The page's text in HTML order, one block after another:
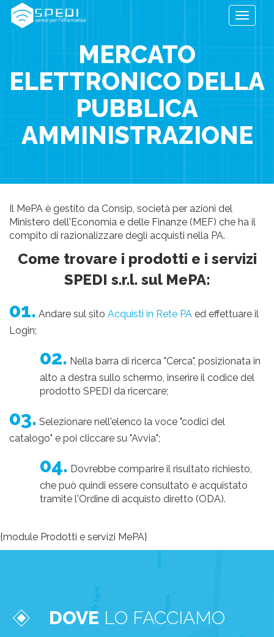
Toggle
MERCATO
ELETTRONICO DELLA
PUBBLICA
AMMINISTRAZIONE
Il MePA è gestito da Consip, società per azioni del
Ministero dell'Economia e delle Finanze (MEF) che ha il
compito di razionalizzare degli acquisti nella PA.
Come trovare i prodotti e i servizi
SPEDI s.r.l. sul MePA:
01. Andare sul sito Acquisti in Rete PA ed effettuare il
Login;
02. Nella barra di ricerca "Cerca", posizionata in
alto a destra sullo schermo, inserire il codice del
prodotto SPEDI da ricercare;
03. Selezionare nell'elenco la voce "codici del
catalogo" e poi cliccare su "Avvia";
04. Dovrebbe comparire il risultato richiesto,
che può quindi essere consultato e acquistato
tramite l'Ordine di acquisto diretto (ODA).
{module Prodotti e servizi MePA}
DOVE LO FACCIAMO